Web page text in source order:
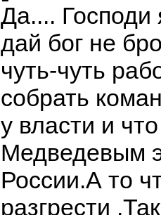
Да....
дай бог не
чуть-чуть
собрать
у власти и
Медведевым
России.А то
разгрести